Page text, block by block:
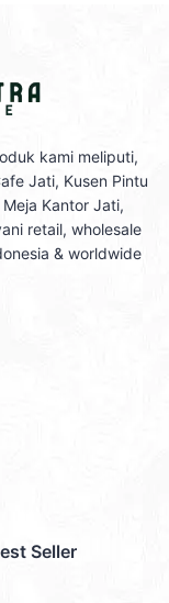
kami meliputi,
Jati, Kusen Pintu
Kantor Jati,
retail, wholesale
& worldwide
Seller